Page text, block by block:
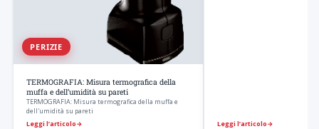
PERIZIE
TERMOGRAFIA: Misura termografica della
muffa e dell’umidità su pareti
TERMOGRAFIA: Misura termografica della muffa e
dell'umidità su pareti
Leggi l’articolo→ Leggi l’articolo→